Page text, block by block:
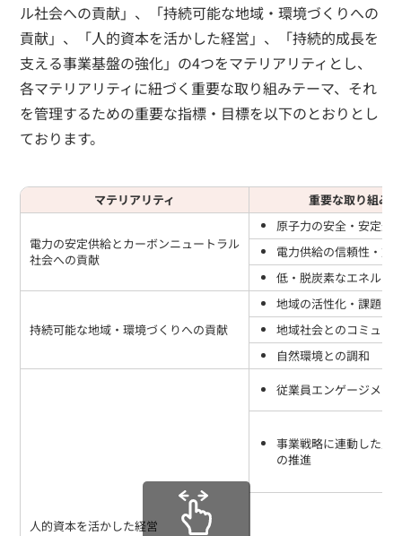
ル社会への貢献」、「持続可能な地域・環境づくりへの
貢献」、「人的資本を活かした経営」、「持続的成長を
支える事業基盤の強化」の4つをマテリアリティとし、
各マテリアリティに紐づく重要な取り組みテーマ、それ
を管理するための重要な指標・目標を以下のとおりとし
ております。
マテリアリティ 重要な取り組み
電力の安定供給とカーボンニュートラル
社会への貢献
原子力の安全・安定運
電力供給の信頼性・対
低・脱炭素なエネルギ
持続可能な地域・環境づくりへの貢献
地域の活性化・課題の
地域社会とのコミュニ
自然環境との調和
人的資本を活かした経営
従業員エンゲージメン
事業戦略に連動した人
の推進